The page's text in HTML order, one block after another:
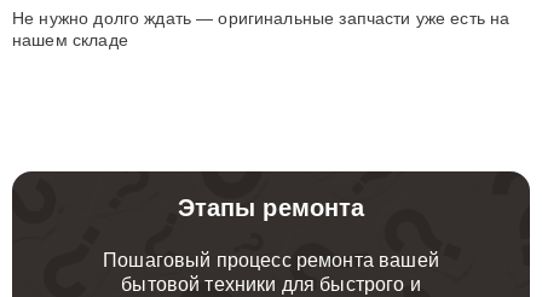
Не нужно долго ждать — оригинальные запчасти уже есть на
нашем складе
Этапы ремонта
Пошаговый процесс ремонта вашей
бытовой техники для быстрого и